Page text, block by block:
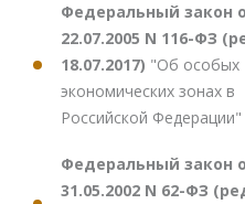
Федеральный закон
22.07.2005 N 116-ФЗ
18.07.2017) "Об особых
экономических зонах в
Российской Федерации"
Федеральный закон
31.05.2002 N 62-ФЗ